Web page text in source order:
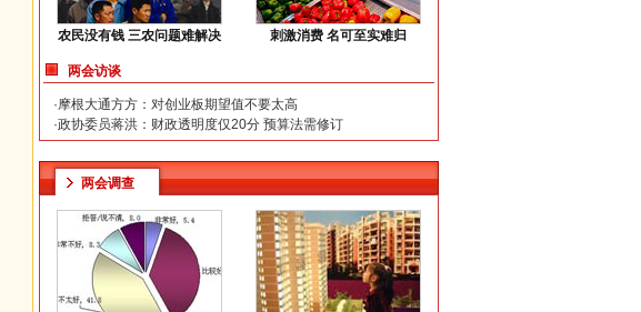
农民没有钱 三农问题难解决 刺激消费 名可至实难归
两会访谈
·摩根大通方方：对创业板期望值不要太高
·政协委员蒋洪：财政透明度仅20分 预算法需修订
两会调查